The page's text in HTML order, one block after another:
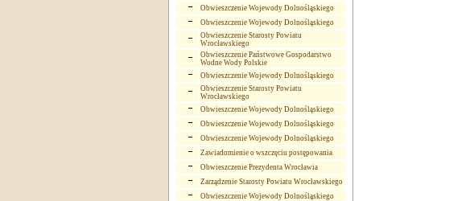
Obwieszczenie Wojewody Dolnośląskiego
Obwieszczenie Wojewody Dolnośląskiego
Obwieszczenie Starosty Powiatu
Wrocławskiego
Obwieszczenie Państwowe Gospodarstwo
Wodne Wody Polskie
Obwieszczenie Wojewody Dolnośląskiego
Obwieszczenie Starosty Powiatu
Wrocławskiego
Obwieszczenie Wojewody Dolnośląskiego
Obwieszczenie Wojewody Dolnośląskiego
Obwieszczenie Wojewody Dolnośląskiego
Zawiadomienie o wszczęciu postępowania
Obwieszczenie Prezydenta Wrocławia
Zarządzenie Starosty Powiatu Wrocławskiego
Obwieszczenie Wojewody Dolnośląskiego